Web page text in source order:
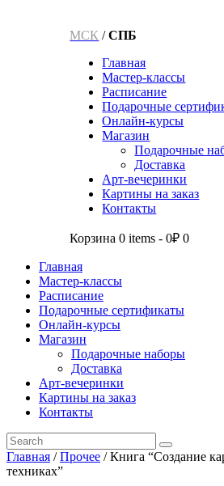
МСК /СПБ
Главная
Мастер-классы
Расписание
Подарочные
Онлайн-курсы
Магазин
Подарочные
Доставка
Арт-вечеринки
Картины на заказ
Контакты
Корзина 0 items -0₽ 0
Главная
Мастер-классы
Расписание
Подарочные сертификаты
Онлайн-курсы
Магазин
Подарочные наборы
Доставка
Арт-вечеринки
Картины на заказ
Контакты
Главная /Прочее / Книга “Создание
техниках”